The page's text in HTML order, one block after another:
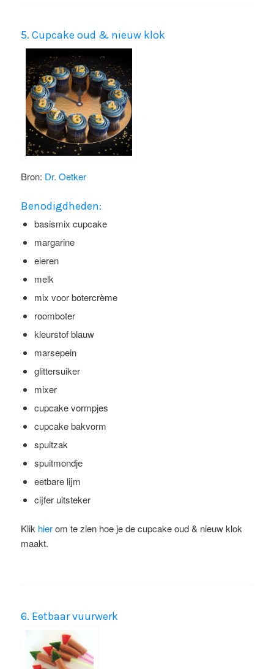
5. Cupcake oud & nieuw klok
Bron: Dr. Oetker
Benodigdheden:
basismix cupcake
margarine
eieren
melk
mix voor botercrème
roomboter
kleurstof blauw
marsepein
glittersuiker
mixer
cupcake vormpjes
cupcake bakvorm
spuitzak
spuitmondje
eetbare lijm
cijfer uitsteker
Klik hierom te zien hoe je de cupcake oud & nieuw klok
maakt.
6. Eetbaar vuurwerk